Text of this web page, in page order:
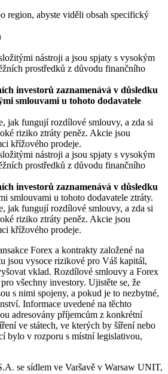
region, abyste viděli obsah specifický
nástroji a jsou spjaty s vysokým
prostředků z důvodu finančního
investorů zaznamenává v důsledku
smlouvami u tohoto dodavatele
jak fungují rozdílové smlouvy, a zda si
riziko ztráty peněz. Akcie jsou
křížového prodeje.
nástroji a jsou spjaty s vysokým
prostředků z důvodu finančního
investorů zaznamenává v důsledku
smlouvami u tohoto dodavatele ztráty.
jak fungují rozdílové smlouvy, a zda si
riziko ztráty peněz. Akcie jsou
křížového prodeje.
Forex a kontrakty založené na
jsou vysoce rizikové pro Váš kapitál,
vklad. Rozdílové smlouvy a Forex
všechny investory. Ujistěte se, že
s nimi spojeny, a pokud je to nezbytné,
Informace uvedené na těchto
adresovány příjemcům z konkrétní
ve státech, ve kterých by šíření nebo
bylo v rozporu s místní legislativou,
se sídlem ve Varšavě v Warsaw UNIT,